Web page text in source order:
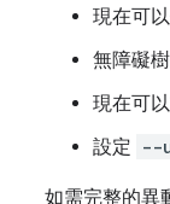
現在可
無障礙
現在可
設定 --
如需完整的異